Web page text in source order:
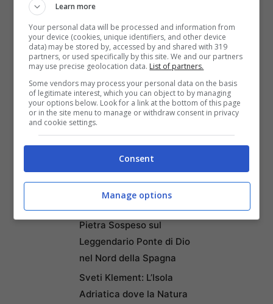
Articoli recentiRicominciare da Zero:
Ecco i 10 Paesi Migliori per
Trasferirsi e Lavorare da
Remoto secondo la Nuova
Classifica
Napoli tra le Top 10 Città
Mondiali per il Workcation
Trasporti Efficiente la
Rendono la Favorita
Puentedey: Il Borgo di
Pietra Sospeso sul
Leggendario Ponte di Dio
nel Nord della Spagna
Sveti Klement: L’Isola
Adriatica dove la Natura
Learn more
Your personal data will be processed and information from
your device (cookies, unique identifiers, and other device
data) may be stored by, accessed by and shared with 319
partners, or used specifically by this site. We and our partners
may use precise geolocation data. List of partners.
Some vendors may process your personal data on the basis
of legitimate interest, which you can object to by managing
your options below. Look for a link at the bottom of this page
or in the site menu to manage or withdraw consent in privacy
and cookie settings.
Consent
Manage options